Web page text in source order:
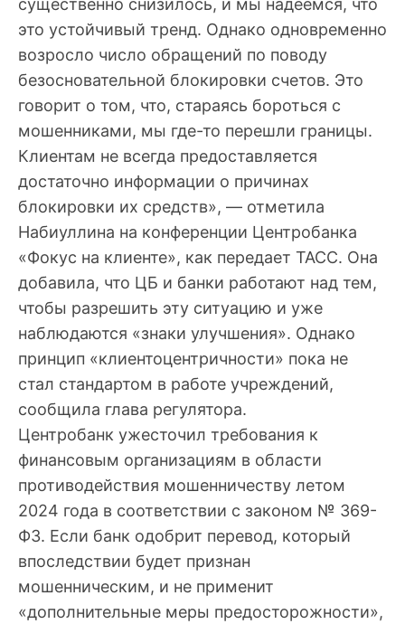
это устойчивый тренд. Однако одновременно
возросло число обращений по поводу
безосновательной блокировки счетов. Это
говорит о том, что, стараясь бороться с
мошенниками, мы где-то перешли границы.
Клиентам не всегда предоставляется
достаточно информации о причинах
блокировки их средств», — отметила
Набиуллина на конференции Центробанка
«Фокус на клиенте», как передает ТАСС. Она
добавила, что ЦБ и банки работают над тем,
чтобы разрешить эту ситуацию и уже
наблюдаются «знаки улучшения». Однако
принцип «клиентоцентричности» пока не
стал стандартом в работе учреждений,
сообщила глава регулятора.
Центробанк ужесточил требования к
финансовым организациям в области
противодействия мошенничеству летом
2024 года в соответствии с законом № 369-
ФЗ. Если банк одобрит перевод, который
впоследствии будет признан
мошенническим, и не применит
«дополнительные меры предосторожности»,